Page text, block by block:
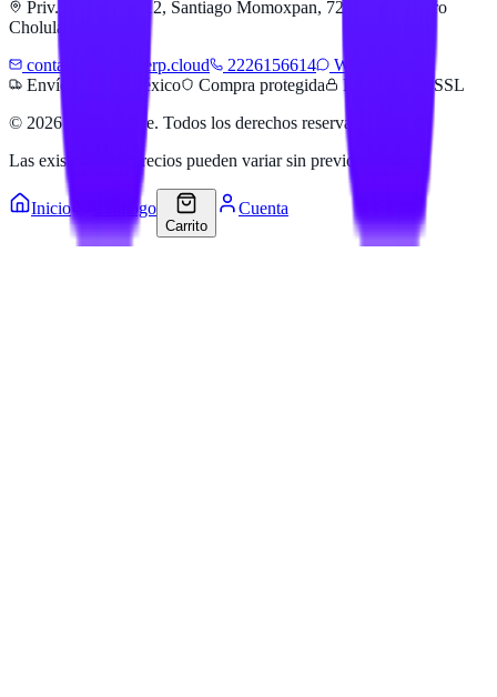
Priv. Alejandra 512, Santiago Momoxpan, 72775 San Pedro
Cholula, Pue.
contacto@hailanerp.cloud
2226156614
WhatsApp
Envíos a todo México
Compra protegida
Pago seguro SSL
© 2026 Hailan Store. Todos los derechos reservados.
Las existencias y precios pueden variar sin previo aviso.
Inicio Catálogo
Carrito
Cuenta